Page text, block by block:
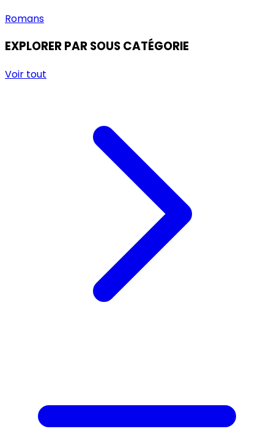
Romans
EXPLORER PAR SOUS CATÉGORIE
Voir tout